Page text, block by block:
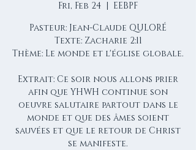
Fri, Feb 24
  |
EEBPF
Pasteur: Jean-Claude QULORÉ
Texte: Zacharie 2:11
Thème: Le monde et l'église globale.
Extrait: Ce soir nous allons prier
afin que YHWH continue son
oeuvre salutaire partout dans le
monde et que des âmes soient
sauvées et que le retour de Christ
se manifeste.